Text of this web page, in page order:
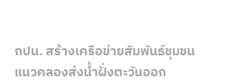
กปน. สร้างเครือข่ายสัมพันธ์ชุมชน
แนวคลองส่งน้ำฝั่งตะวันออก